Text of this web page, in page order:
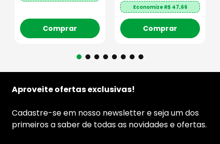
Comprar
Economize R$ 47,66
Comprar
Aproveite ofertas exclusivas!
Cadastre-se em nosso newsletter e seja um dos
primeiros a saber de todas as novidades e ofertas.